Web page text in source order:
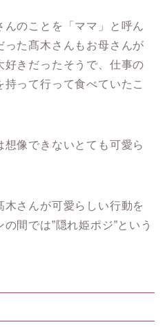
のことを「ママ」と呼ん
った髙木さんもお母さんが
きだったそうで、仕事の
って行って食べていたこ
像できないとても可愛ら
さんが可愛らしい行動を
の間では”隠れ姫ポジ”という